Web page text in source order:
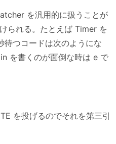
を汎用的に扱うことが
られる。たとえば Timer を
待つコードは次のようにな
を書くのが面倒な時は e で
を投げるのでそれを第三引